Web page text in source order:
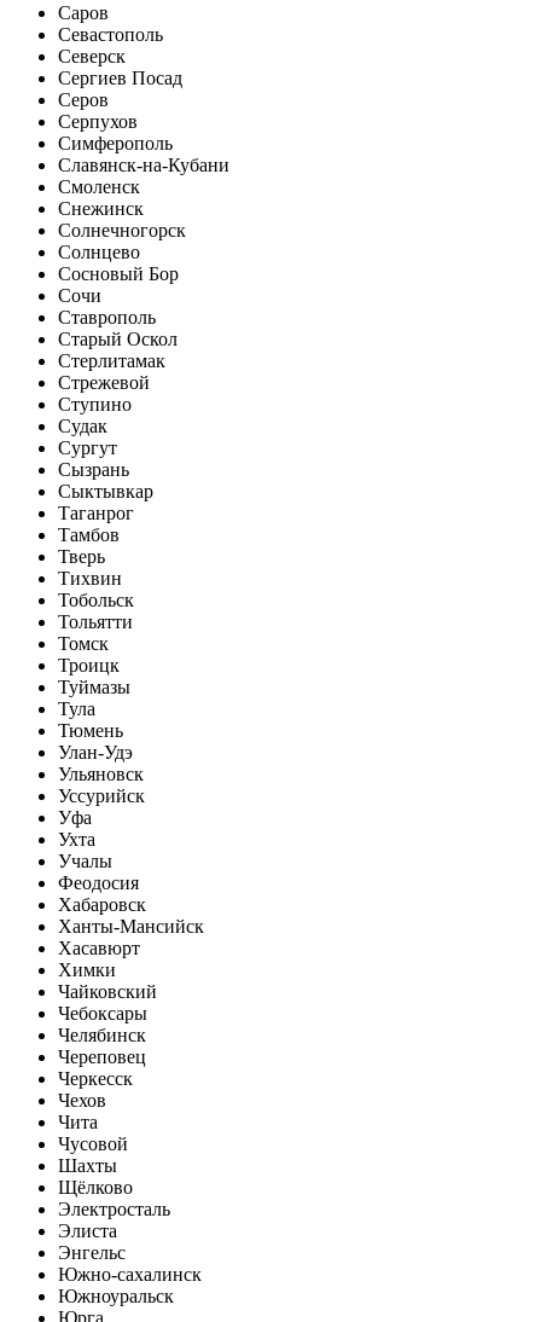
Саров
Севастополь
Северск
Сергиев Посад
Серов
Серпухов
Симферополь
Славянск-на-Кубани
Смоленск
Снежинск
Солнечногорск
Солнцево
Сосновый Бор
Сочи
Ставрополь
Старый Оскол
Стерлитамак
Стрежевой
Ступино
Судак
Сургут
Сызрань
Сыктывкар
Таганрог
Тамбов
Тверь
Тихвин
Тобольск
Тольятти
Томск
Троицк
Туймазы
Тула
Тюмень
Улан-Удэ
Ульяновск
Уссурийск
Уфа
Ухта
Учалы
Феодосия
Хабаровск
Ханты-Мансийск
Хасавюрт
Химки
Чайковский
Чебоксары
Челябинск
Череповец
Черкесск
Чехов
Чита
Чусовой
Шахты
Щёлково
Электросталь
Элиста
Энгельс
Южно-сахалинск
Южноуральск
Юрга